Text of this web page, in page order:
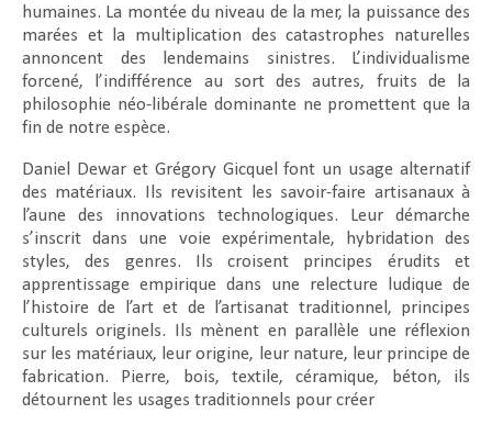
humaines. La montée du niveau de la mer, la puissance des
marées et la multiplication des catastrophes naturelles
annoncent des lendemains sinistres. L’individualisme
forcené, l’indifférence au sort des autres, fruits de la
philosophie néo-libérale dominante ne promettent que la
fin de notre espèce.
Daniel Dewar et Grégory Gicquel font un usage alternatif
des matériaux. Ils revisitent les savoir-faire artisanaux à
l’aune des innovations technologiques. Leur démarche
s’inscrit dans une voie expérimentale, hybridation des
styles, des genres. Ils croisent principes érudits et
apprentissage empirique dans une relecture ludique de
l’histoire de l’art et de l’artisanat traditionnel, principes
culturels originels. Ils mènent en parallèle une réflexion
sur les matériaux, leur origine, leur nature, leur principe de
fabrication. Pierre, bois, textile, céramique, béton, ils
détournent les usages traditionnels pour créer